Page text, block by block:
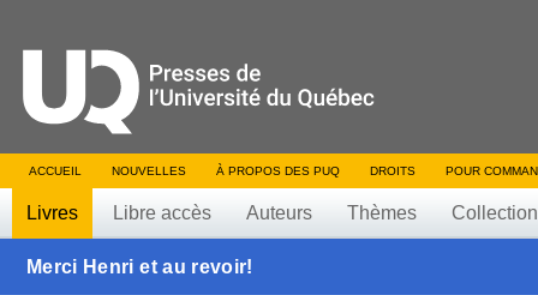
ACCUEIL NOUVELLES À PROPOS DES PUQ DROITS POUR
Livres Libre accès Auteurs Thèmes
Merci Henri et au revoir!